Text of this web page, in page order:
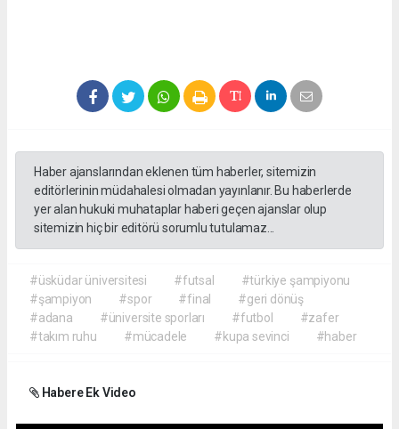
Haber ajanslarından eklenen tüm haberler, sitemizin
editörlerinin müdahalesi olmadan yayınlanır. Bu haberlerde
yer alan hukuki muhataplar haberi geçen ajanslar olup
sitemizin hiç bir editörü sorumlu tutulamaz...
#üsküdar üniversitesi #futsal
#türkiye şampiyonu
#şampiyon
#spor #final
#geri dönüş
#adana
#üniversite sporları #futbol
#zafer
#takım ruhu
#mücadele #kupa sevinci #haber
Habere Ek Video